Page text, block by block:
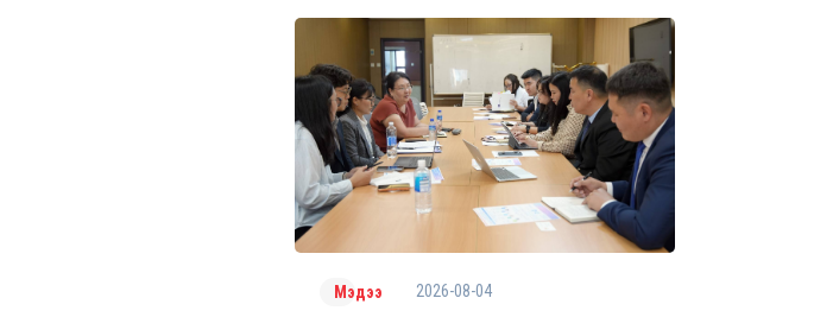
Мэдээ 2026-08-04